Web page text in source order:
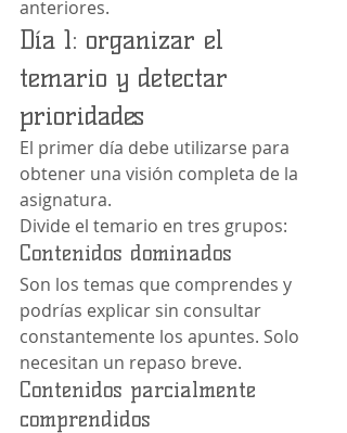
anteriores.
Día 1: organizar el
temario y detectar
prioridades
El primer día debe utilizarse para
obtener una visión completa de la
asignatura.
Divide el temario en tres grupos:
Contenidos dominados
Son los temas que comprendes y
podrías explicar sin consultar
constantemente los apuntes. Solo
necesitan un repaso breve.
Contenidos parcialmente
comprendidos